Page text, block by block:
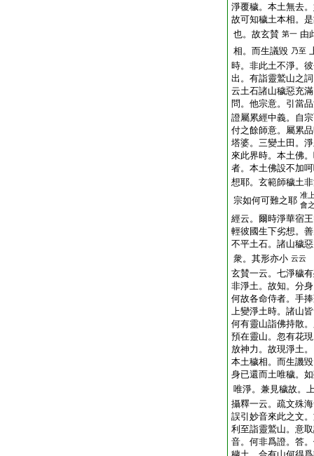
淨覆穢。本土無去
故可知穢土本相。
也。故玄賛 第一 由
相。而生議毀 乃至
時。非此土不淨。
出。有詣靈鷲山之
云土石諸山穢惡充
問。他宗意。引當
證屬累經中義。自
付之餘師意。屬累
塔婆。三變土田。
來此界時。本土佛
者。本土佛設不加
想耶。玄範師穢土
宗如何可難之耶 准
會
經云。爾時淨華宿
輕彼國生下劣想。
不平土石。諸山穢
衆。其形亦小 云云
玄賛一云。七淨穢
非淨土。故知。分
何故各命侍者。手
上變淨土時。諸山
何有靈山詣佛持散
預在靈山。忽有花
放神力。故現淨土
本土穢相。而生譏
身已還而土唯穢。
唯淨。兼見穢故。
攝釋一云。疏文殊
誤引妙音來此之文
利至詣靈鷲山。意
音。何非爲證。答